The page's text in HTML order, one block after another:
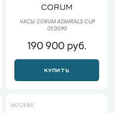
CORUM
ЧАСЫ CORUM ADMIRALS CUP
01.0090
190 900 руб.
КУПИТЬ
МОСКВА